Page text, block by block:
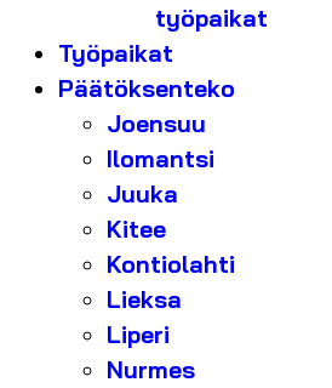
työpaikat
Työpaikat
Päätöksenteko
Joensuu
Ilomantsi
Juuka
Kitee
Kontiolahti
Lieksa
Liperi
Nurmes